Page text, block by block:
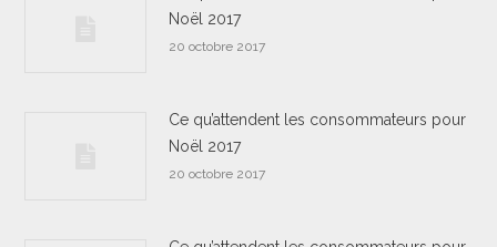
Noël 2017
20 octobre 2017
Ce qu’attendent les consommateurs pour
Noël 2017
20 octobre 2017